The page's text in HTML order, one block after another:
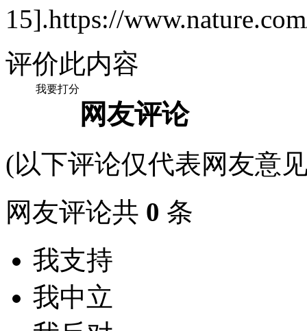
15].https://
评价此内容
我要打分
网友评论
(以下评论仅代表网友意
网友评论共 0 条
我支持
我中立